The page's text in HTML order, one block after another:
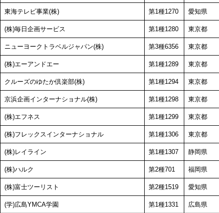
東海テレビ事業(株) 第1種1270 愛知県
(株)毎日企画サービス 第1種1280 東京都
ニューヨークトラベルジャパン(株) 第3種6356 東京都
(株)エーアンドエー 第1種1289 東京都
クルーズのゆたか倶楽部(株) 第1種1294 東京都
京浜企画インターナショナル(株) 第1種1298 東京都
(株)エフネス 第1種1299 東京都
(株)フレックスインターナショナル 第1種1306 東京都
(株)レイライン 第1種1307 静岡県
(株)ハルク 第2種701 福岡県
(株)富士ツーリスト 第2種1519 愛知県
(学)広島YMCA学園 第1種1331 広島県